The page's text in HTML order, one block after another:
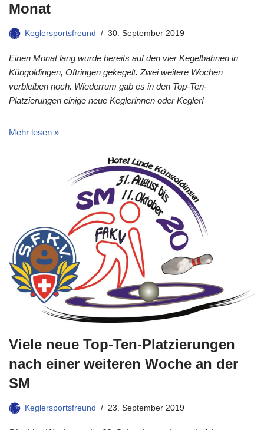
Monat
Keglersportsfreund 30. September 2019
Einen Monat lang wurde bereits auf den vier Kegelbahnen in
Küngoldingen, Oftringen gekegelt. Zwei weitere Wochen
verbleiben noch. Wiederrum gab es in den Top-Ten-
Platzierungen einige neue Keglerinnen oder Kegler!
Mehr lesen »
Viele neue Top-Ten-Platzierungen
nach einer weiteren Woche an der
SM
Keglersportsfreund 23. September 2019